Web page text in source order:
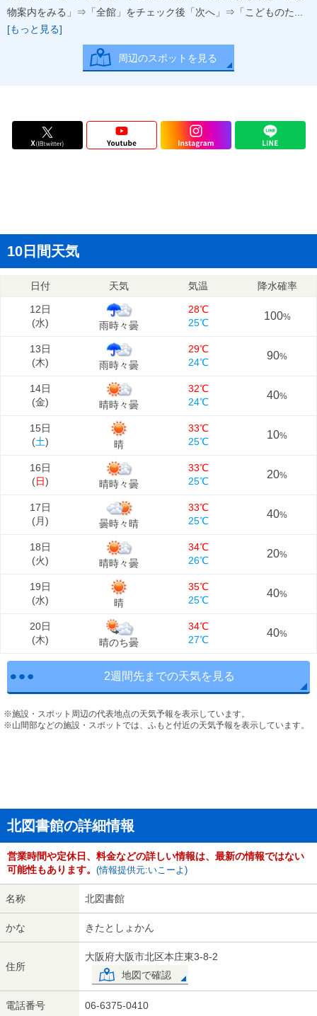
物案内をみる」⇒「全館」をチェック後「次へ」⇒「こどものた...
[もっと見る]
周辺のスポットを見る
10日間天気
日付 天気 気温 降水確率
12日
(水) 雨時々曇
28℃
25℃
100%
13日
(木) 雨時々曇
29℃
24℃
90%
14日
(金) 晴時々曇
32℃
24℃
40%
15日
(土) 晴
33℃
25℃
10%
16日
(日) 晴時々曇
33℃
25℃
20%
17日
(月) 曇時々晴
33℃
25℃
40%
18日
(火) 晴時々曇
34℃
26℃
20%
19日
(水) 晴
35℃
25℃
40%
20日
(木) 晴のち曇
34℃
27℃
40%
2週間先までの天気を見る
※施設・スポット周辺の代表地点の天気予報を表示しています。
※山間部などの施設・スポットでは、ふもと付近の天気予報を表示しています。
北図書館の詳細情報
営業時間や定休日、料金などの詳しい情報は、最新の情報ではない
可能性もあります。 (情報提供元:いこーよ)
名称 北図書館
かな きたとしょかん
住所
大阪府大阪市北区本庄東3-8-2
地図で確認
電話番号 06-6375-0410